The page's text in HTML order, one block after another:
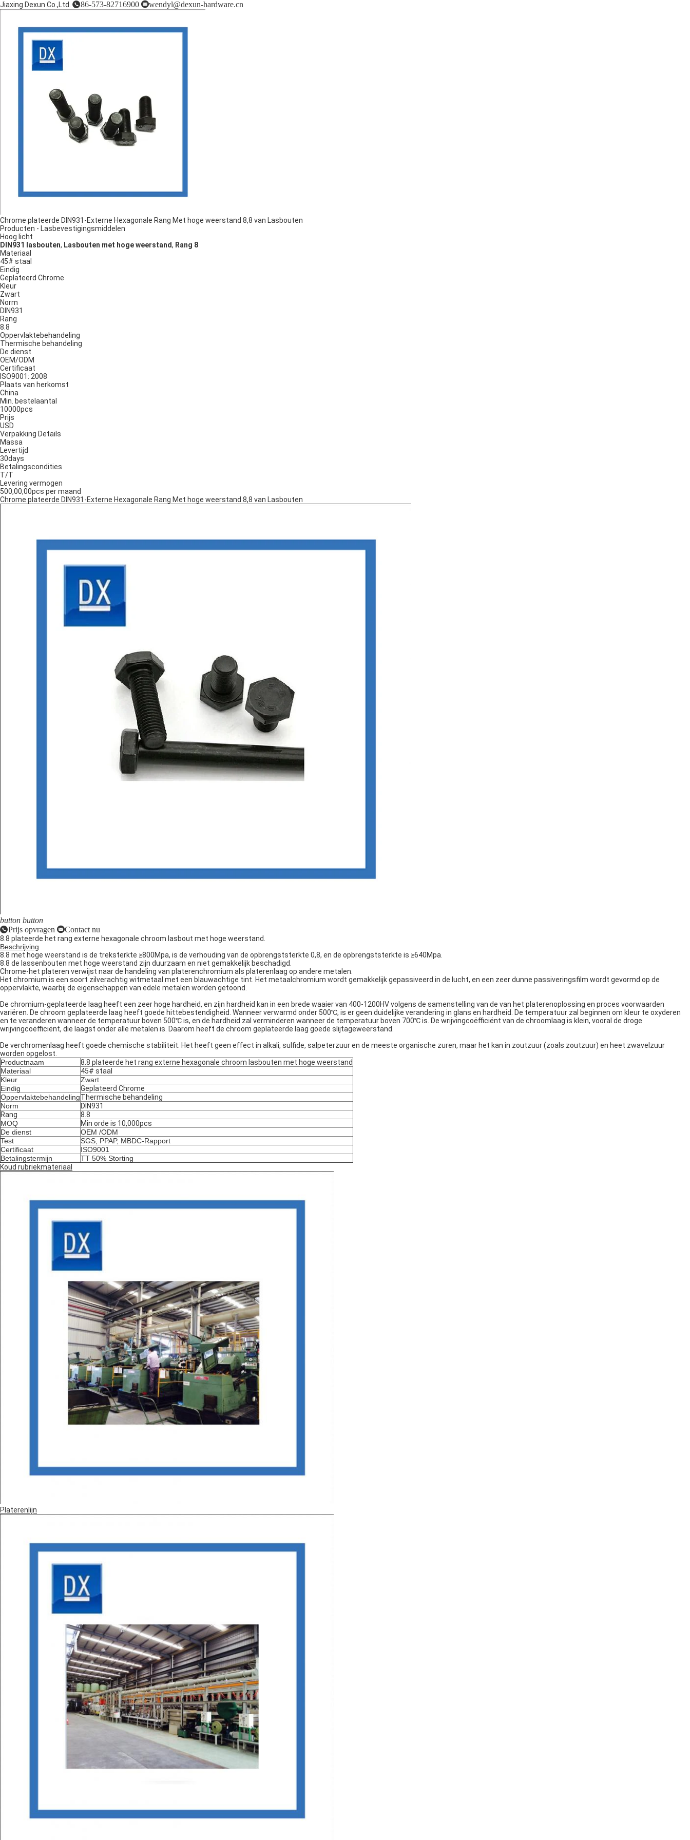
Jiaxing Dexun Co.,Ltd. 86-573-82716900 wendyl@dexun-hardware.cn
Chrome plateerde DIN931-Externe Hexagonale Rang Met hoge weerstand 8,8 van Lasbouten
Producten - Lasbevestigingsmiddelen
Hoog licht
DIN931 lasbouten, Lasbouten met hoge weerstand, Rang 8
Materiaal
45# staal
Eindig
Geplateerd Chrome
Kleur
Zwart
Norm
DIN931
Rang
8.8
Oppervlaktebehandeling
Thermische behandeling
De dienst
OEM/ODM
Certificaat
ISO9001: 2008
Plaats van herkomst
China
Min. bestelaantal
10000pcs
Prijs
USD
Verpakking Details
Massa
Levertijd
30days
Betalingscondities
T/T
Levering vermogen
500,00,00pcs per maand
Chrome plateerde DIN931-Externe Hexagonale Rang Met hoge weerstand 8,8 van Lasbouten
button button
Prijs opvragen
Contact nu
8.8 plateerde het rang externe hexagonale chroom lasbout met hoge weerstand.
Beschrijving
8.8 met hoge weerstand is de treksterkte ≥800Mpa, is de verhouding van de opbrengststerkte 0,8, en de opbrengststerkte is ≥640Mpa.
8.8 de lassenbouten met hoge weerstand zijn duurzaam en niet gemakkelijk beschadigd.
Chrome-het plateren verwijst naar de handeling van platerenchromium als platerenlaag op andere metalen.
Het chromium is een soort zilverachtig witmetaal met een blauwachtige tint. Het metaalchromium wordt gemakkelijk gepassiveerd in de lucht, en een zeer dunne passiveringsfilm wordt gevormd op de
oppervlakte, waarbij de eigenschappen van edele metalen worden getoond.
De chromium-geplateerde laag heeft een zeer hoge hardheid, en zijn hardheid kan in een brede waaier van 400-1200HV volgens de samenstelling van de van het platerenoplossing en proces voorwaarden
variëren. De chroom geplateerde laag heeft goede hittebestendigheid. Wanneer verwarmd onder 500℃, is er geen duidelijke verandering in glans en hardheid. De temperatuur zal beginnen om kleur te oxyderen
en te veranderen wanneer de temperatuur boven 500℃ is, en de hardheid zal verminderen wanneer de temperatuur boven 700℃ is. De wrijvingcoëfficiënt van de chroomlaag is klein, vooral de droge
wrijvingcoëfficiënt, die laagst onder alle metalen is. Daarom heeft de chroom geplateerde laag goede slijtageweerstand.
De verchromenlaag heeft goede chemische stabiliteit. Het heeft geen effect in alkali, sulfide, salpeterzuur en de meeste organische zuren, maar het kan in zoutzuur (zoals zoutzuur) en heet zwavelzuur
worden opgelost.
Productnaam
8.8 plateerde het rang externe hexagonale chroom lasbouten met hoge weerstand
Materiaal
45# staal
Kleur
Zwart
Eindig
Geplateerd Chrome
OppervlaktebehandelingThermische behandeling
Norm
DIN931
Rang
8.8
MOQ
Min orde is 10,000pcs
De dienst
OEM /ODM
Test
SGS, PPAP, MBDC-Rapport
Certificaat
ISO9001
Betalingstermijn
TT 50% Storting
Koud rubriekmateriaal
Platerenlijn